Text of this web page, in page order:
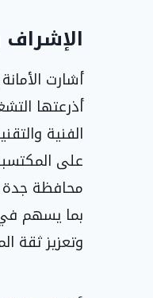
أشارت
أذرعتها
الفنية
على
محافظة جدة
بما يسهم
وتعزيز ثقة